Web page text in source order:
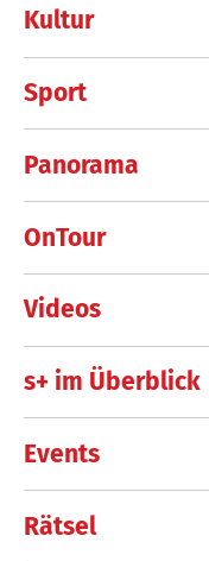
Kultur
Sport
Panorama
OnTour
Videos
s+ im Überblick
Events
Rätsel